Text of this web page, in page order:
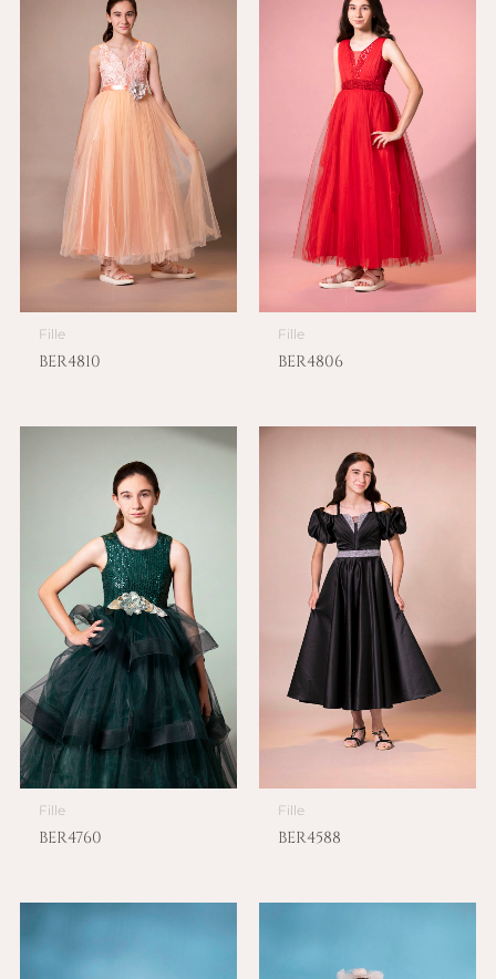
Fille
BER4810
Fille
BER4806
Fille
BER4760
Fille
BER4588